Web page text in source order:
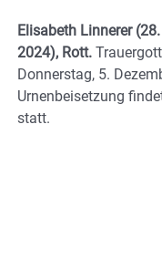
Elisabeth Linnerer
2024), Rott.
Donnerstag, 5.
Urnenbeisetzung
statt.